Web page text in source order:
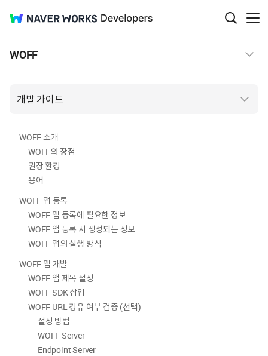
NAVER
WORKS
Developers
검
색
메
뉴
기
WOFF
개발 가이드
WOFF 소개
WOFF의 장점
권장 환경
용어
WOFF 앱 등록
WOFF 앱 등록에 필요한 정보
WOFF 앱 등록 시 생성되는 정보
WOFF 앱의 실행 방식
WOFF 앱 개발
WOFF 앱 제목 설정
WOFF SDK 삽입
WOFF URL 경유 여부 검증 (선택)
설정 방법
WOFF Server
Endpoint Server